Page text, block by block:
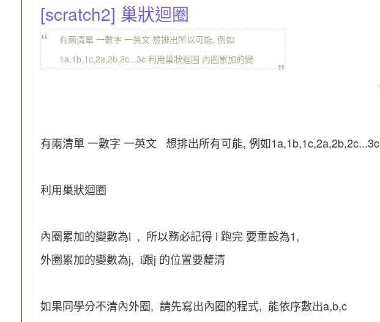
[scratch2] 巢狀迴圈
“
有兩清單 一數字 一英文 想排出所以可能, 例如
1a,1b,1c,2a,2b,2c...3c 利用巢狀迴圈 內圈累加的變
„
有兩清單 一數字 一英文 想排出所有可能, 例如1a,1b,1c,2a,2b,2c...3c
利用巢狀迴圈
內圈累加的變數為i , 所以務必記得 i 跑完 要重設為1,
外圈累加的變數為j, i跟j 的位置要釐清
如果同學分不清內外圈, 請先寫出內圈的程式, 能依序數出a,b,c